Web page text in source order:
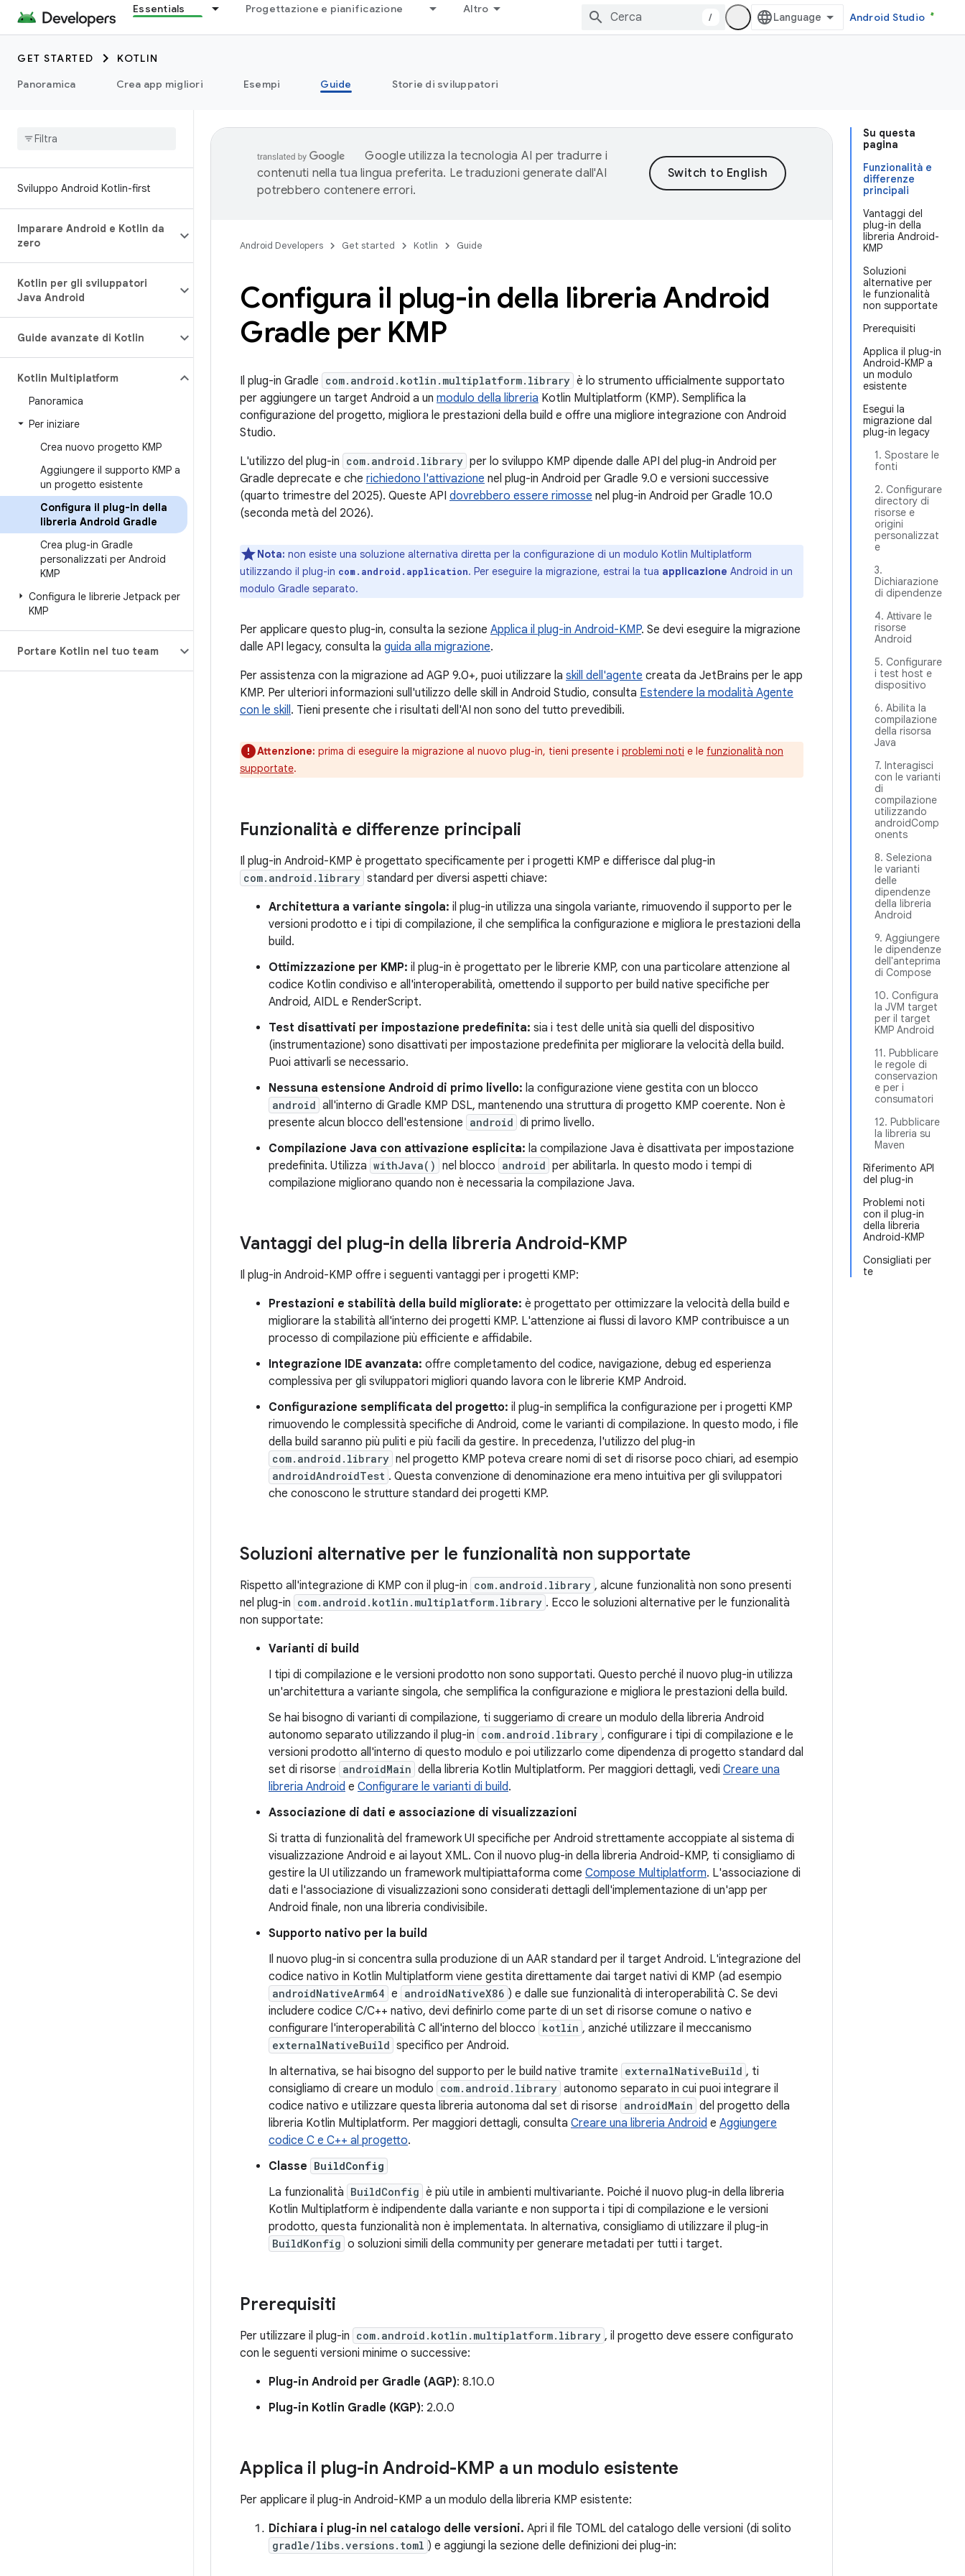
Essentials Progettazione e pianificazione Altro
/ Android Studio
GET STARTED
KOTLIN
Panoramica
Crea app migliori Esempi Guide Storie di sviluppatori
Sviluppo Android Kotlin-first
Imparare Android e Kotlin da
zero
Kotlin per gli sviluppatori
Java Android
Guide avanzate di Kotlin
Kotlin Multiplatform
Panoramica
Per iniziare
Crea nuovo progetto KMP
Aggiungere il supporto KMP a
un progetto esistente
Configura il plug-in della
libreria Android Gradle
Crea plug-in Gradle
personalizzati per Android
KMP
Configura le librerie Jetpack per
KMP
Portare Kotlin nel tuo team
Su questa
pagina
Funzionalità e
differenze
principali
Vantaggi del
plug-in della
libreria Android-
KMP
Soluzioni
alternative per
le funzionalità
non supportate
Prerequisiti
Applica il plug-in
Android-KMP a
un modulo
esistente
Esegui la
migrazione dal
plug-in legacy
1. Spostare le
fonti
2. Configurare
directory di
risorse e
origini
personalizzat
e
3.
Dichiarazione
di dipendenze
4. Attivare le
risorse
Android
5. Configurare
i test host e
dispositivo
6. Abilita la
compilazione
della risorsa
Java
7. Interagisci
con le varianti
di
compilazione
utilizzando
androidComp
onents
8. Seleziona
le varianti
delle
dipendenze
della libreria
Android
9. Aggiungere
le dipendenze
dell'anteprima
di Compose
10. Configura
la JVM target
per il target
KMP Android
11. Pubblicare
le regole di
conservazion
e per i
consumatori
12. Pubblicare
la libreria su
Maven
Riferimento API
del plug-in
Problemi noti
con il plug-in
della libreria
Android-KMP
Consigliati per
te
Google utilizza la tecnologia AI per tradurre i
contenuti nella tua lingua preferita. Le traduzioni generate dall'AI
potrebbero contenere errori.
Android Developers Get started Kotlin Guide
Configura il plug-in della libreria Android
Gradle per KMP
Il plug-in Gradle com.android.kotlin.multiplatform.library è lo strumento ufficialmente supportato
per aggiungere un target Android a un modulo della libreria Kotlin Multiplatform (KMP). Semplifica la
configurazione del progetto, migliora le prestazioni della build e offre una migliore integrazione con Android
Studio.
L'utilizzo del plug-in com.android.library per lo sviluppo KMP dipende dalle API del plug-in Android per
Gradle deprecate e che richiedono l'attivazione nel plug-in Android per Gradle 9.0 e versioni successive
(quarto trimestre del 2025). Queste API dovrebbero essere rimosse nel plug-in Android per Gradle 10.0
(seconda metà del 2026).
Nota: non esiste una soluzione alternativa diretta per la configurazione di un modulo Kotlin Multiplatform
utilizzando il plug-in com.android.application. Per eseguire la migrazione, estrai la tua applicazione Android in un
modulo Gradle separato.
Per applicare questo plug-in, consulta la sezione Applica il plug-in Android-KMP. Se devi eseguire la migrazione
dalle API legacy, consulta la guida alla migrazione.
Per assistenza con la migrazione ad AGP 9.0+, puoi utilizzare la skill dell'agente creata da JetBrains per le app
KMP. Per ulteriori informazioni sull'utilizzo delle skill in Android Studio, consulta Estendere la modalità Agente
con le skill. Tieni presente che i risultati dell'AI non sono del tutto prevedibili.
Attenzione: prima di eseguire la migrazione al nuovo plug-in, tieni presente i problemi noti e le funzionalità non
supportate.
Funzionalità e differenze principali
Il plug-in Android-KMP è progettato specificamente per i progetti KMP e differisce dal plug-in
com.android.library standard per diversi aspetti chiave:
Architettura a variante singola: il plug-in utilizza una singola variante, rimuovendo il supporto per le
versioni prodotto e i tipi di compilazione, il che semplifica la configurazione e migliora le prestazioni della
build.
Ottimizzazione per KMP: il plug-in è progettato per le librerie KMP, con una particolare attenzione al
codice Kotlin condiviso e all'interoperabilità, omettendo il supporto per build native specifiche per
Android, AIDL e RenderScript.
Test disattivati per impostazione predefinita: sia i test delle unità sia quelli del dispositivo
(instrumentazione) sono disattivati per impostazione predefinita per migliorare la velocità della build.
Puoi attivarli se necessario.
Nessuna estensione Android di primo livello: la configurazione viene gestita con un blocco
android all'interno di Gradle KMP DSL, mantenendo una struttura di progetto KMP coerente. Non è
presente alcun blocco dell'estensione android di primo livello.
Compilazione Java con attivazione esplicita: la compilazione Java è disattivata per impostazione
predefinita. Utilizza withJava() nel blocco android per abilitarla. In questo modo i tempi di
compilazione migliorano quando non è necessaria la compilazione Java.
Vantaggi del plug-in della libreria Android-KMP
Il plug-in Android-KMP offre i seguenti vantaggi per i progetti KMP:
Prestazioni e stabilità della build migliorate: è progettato per ottimizzare la velocità della build e
migliorare la stabilità all'interno dei progetti KMP. L'attenzione ai flussi di lavoro KMP contribuisce a un
processo di compilazione più efficiente e affidabile.
Integrazione IDE avanzata: offre completamento del codice, navigazione, debug ed esperienza
complessiva per gli sviluppatori migliori quando lavora con le librerie KMP Android.
Configurazione semplificata del progetto: il plug-in semplifica la configurazione per i progetti KMP
rimuovendo le complessità specifiche di Android, come le varianti di compilazione. In questo modo, i file
della build saranno più puliti e più facili da gestire. In precedenza, l'utilizzo del plug-in
com.android.library nel progetto KMP poteva creare nomi di set di risorse poco chiari, ad esempio
androidAndroidTest . Questa convenzione di denominazione era meno intuitiva per gli sviluppatori
che conoscono le strutture standard dei progetti KMP.
Soluzioni alternative per le funzionalità non supportate
Rispetto all'integrazione di KMP con il plug-in com.android.library , alcune funzionalità non sono presenti
nel plug-in com.android.kotlin.multiplatform.library . Ecco le soluzioni alternative per le funzionalità
non supportate:
Varianti di build
I tipi di compilazione e le versioni prodotto non sono supportati. Questo perché il nuovo plug-in utilizza
un'architettura a variante singola, che semplifica la configurazione e migliora le prestazioni della build.
Se hai bisogno di varianti di compilazione, ti suggeriamo di creare un modulo della libreria Android
autonomo separato utilizzando il plug-in com.android.library , configurare i tipi di compilazione e le
versioni prodotto all'interno di questo modulo e poi utilizzarlo come dipendenza di progetto standard dal
set di risorse androidMain della libreria Kotlin Multiplatform. Per maggiori dettagli, vedi Creare una
libreria Android e Configurare le varianti di build.
Associazione di dati e associazione di visualizzazioni
Si tratta di funzionalità del framework UI specifiche per Android strettamente accoppiate al sistema di
visualizzazione Android e ai layout XML. Con il nuovo plug-in della libreria Android-KMP, ti consigliamo di
gestire la UI utilizzando un framework multipiattaforma come Compose Multiplatform. L'associazione di
dati e l'associazione di visualizzazioni sono considerati dettagli dell'implementazione di un'app per
Android finale, non una libreria condivisibile.
Supporto nativo per la build
Il nuovo plug-in si concentra sulla produzione di un AAR standard per il target Android. L'integrazione del
codice nativo in Kotlin Multiplatform viene gestita direttamente dai target nativi di KMP (ad esempio
androidNativeArm64 e androidNativeX86 ) e dalle sue funzionalità di interoperabilità C. Se devi
includere codice C/C++ nativo, devi definirlo come parte di un set di risorse comune o nativo e
configurare l'interoperabilità C all'interno del blocco kotlin , anziché utilizzare il meccanismo
externalNativeBuild specifico per Android.
In alternativa, se hai bisogno del supporto per le build native tramite externalNativeBuild , ti
consigliamo di creare un modulo com.android.library autonomo separato in cui puoi integrare il
codice nativo e utilizzare questa libreria autonoma dal set di risorse androidMain del progetto della
libreria Kotlin Multiplatform. Per maggiori dettagli, consulta Creare una libreria Android e Aggiungere
codice C e C++ al progetto.
Classe BuildConfig
La funzionalità BuildConfig è più utile in ambienti multivariante. Poiché il nuovo plug-in della libreria
Kotlin Multiplatform è indipendente dalla variante e non supporta i tipi di compilazione e le versioni
prodotto, questa funzionalità non è implementata. In alternativa, consigliamo di utilizzare il plug-in
BuildKonfig o soluzioni simili della community per generare metadati per tutti i target.
Prerequisiti
Per utilizzare il plug-in com.android.kotlin.multiplatform.library , il progetto deve essere configurato
con le seguenti versioni minime o successive:
Plug-in Android per Gradle (AGP): 8.10.0
Plug-in Kotlin Gradle (KGP): 2.0.0
Applica il plug-in Android-KMP a un modulo esistente
Per applicare il plug-in Android-KMP a un modulo della libreria KMP esistente:
Dichiara i plug-in nel catalogo delle versioni. Apri il file TOML del catalogo delle versioni (di solito
gradle/libs.versions.toml ) e aggiungi la sezione delle definizioni dei plug-in: